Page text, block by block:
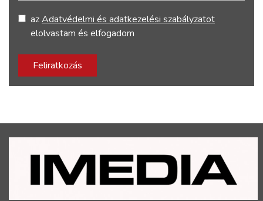
azAdatvédelmi és adatkezelési szabályzatot
elolvastam és elfogadom
Feliratkozás